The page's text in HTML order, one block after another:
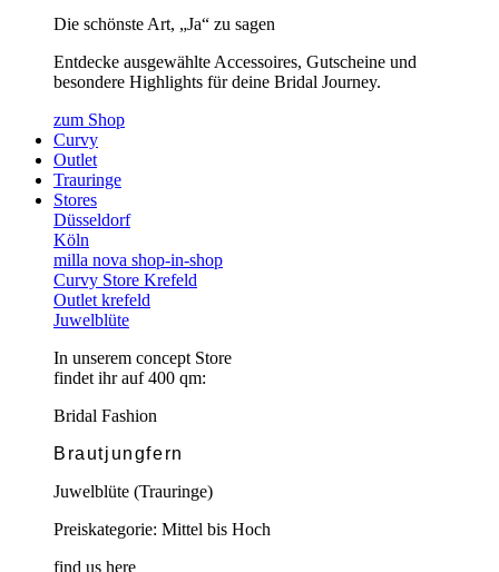
Die schönste Art, „Ja“ zu sagen
Entdecke ausgewählte Accessoires, Gutscheine und
besondere Highlights für deine Bridal Journey.
zum Shop
Curvy
Outlet
Trauringe
Stores
Düsseldorf
Köln
milla nova shop-in-shop
Curvy Store Krefeld
Outlet krefeld
Juwelblüte
In unserem concept Store
findet ihr auf 400 qm:
Bridal Fashion
Brautjungfern
Juwelblüte (Trauringe)
Preiskategorie: Mittel bis Hoch
find us here